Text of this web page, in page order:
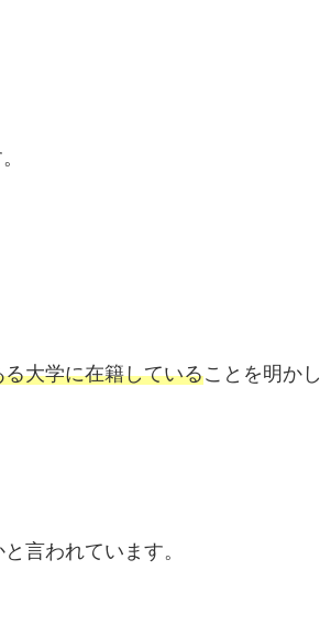
大学に在籍していることを明かし
言われています。